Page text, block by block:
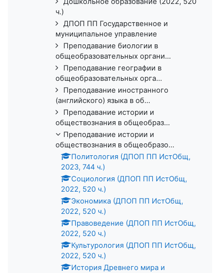
ч.)
ДПОП ПП Государственное и
муниципальное управление
Преподавание биологии в
общеобразовательных органи...
Преподавание географии в
общеобразовательных орга...
Преподавание иностранного
(английского) языка в об...
Преподавание истории и
обществознания в общеобраз...
Преподавание истории и
обществознания в общеобразо...
Политология (ДПОП ПП ИстОбщ,
2023, 744 ч.)
Социология (ДПОП ПП ИстОбщ,
2022, 520 ч.)
Экономика (ДПОП ПП ИстОбщ,
2022, 520 ч.)
Правоведение (ДПОП ПП ИстОбщ,
2022, 520 ч.)
Культурология (ДПОП ПП ИстОбщ,
2022, 520 ч.)
История Древнего мира и